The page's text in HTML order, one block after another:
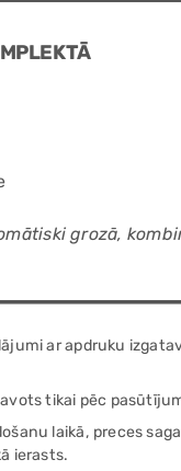
grozā,
ar apdruku
tikai pēc
laikā, preces
ierasts.